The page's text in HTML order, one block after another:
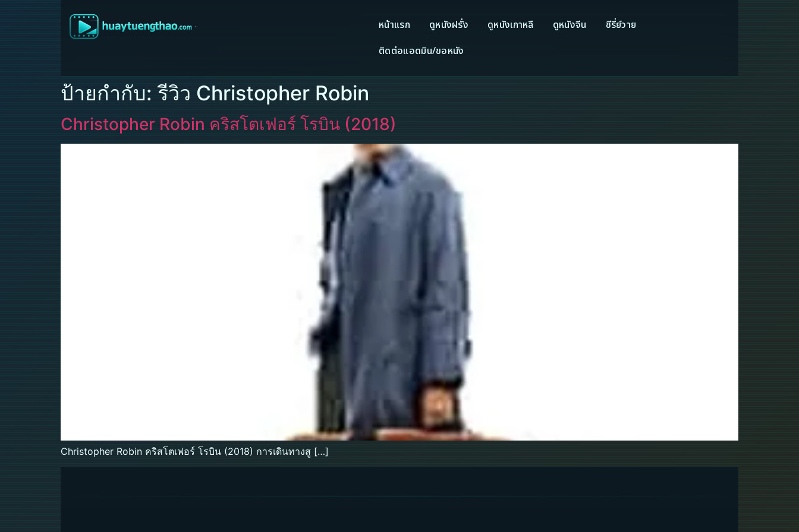
หน้าแรก ดูหนังฝรั่ง ดูหนังเกาหลี ดูหนังจีน
ซีรี่ย์วาย
ติดต่อแอดมิน/ขอหนัง
ป้ายกำกับ:รีวิว Christopher Robin
Christopher Robin คริสโตเฟอร์ โรบิน (2018)
Christopher Robin คริสโตเฟอร์ โรบิน (2018) การเดินทางสู […]